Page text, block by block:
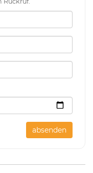
absenden